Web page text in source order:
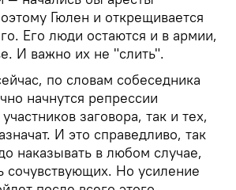
Гюлен и открещивается
Его люди остаются и в армии,
И важно их не "слить".
по словам собеседника
начнутся репрессии
заговора, так и тех,
И это справедливо, так
наказывать в любом случае,
сочувствующих. Но усиление